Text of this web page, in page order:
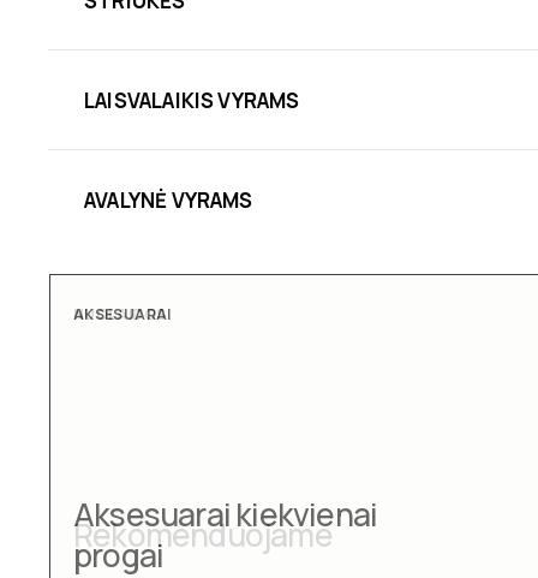
LAISVALAIKIS VYRAMS
AVALYNĖ VYRAMS
AKSESUARAI
Aksesuarai kiekvienai
progai